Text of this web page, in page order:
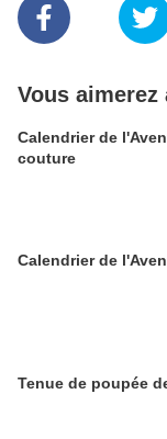
Vous aimerez
Calendrier de
couture
Calendrier de
Tenue de poupée